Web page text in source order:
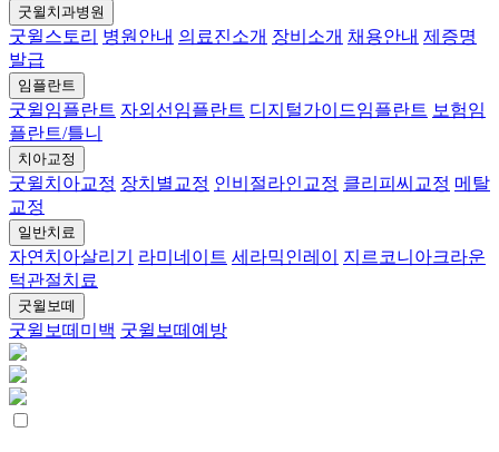
굿윌치과병원
굿윌스토리 병원안내 의료진소개 장비소개 채용안내 제증명
발급
임플란트
굿윌임플란트 자외선임플란트 디지털가이드임플란트 보험임
플란트/틀니
치아교정
굿윌치아교정 장치별교정 인비절라인교정 클리피씨교정 메탈
교정
일반치료
자연치아살리기 라미네이트 세라믹인레이
지르코니아크라운
턱관절치료
굿윌보떼
굿윌보떼미백 굿윌보떼예방